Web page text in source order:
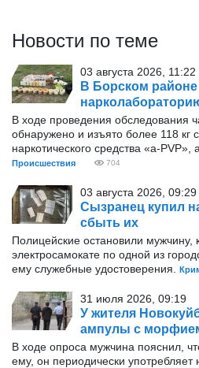
Новости по теме
03 августа 2026, 11:22
В Борском
В ходе проведения обследования
обнаружено и изъято более 118 кг
наркотического средства «а-PVP»,
Происшествия 704
03 августа 2026, 09:29
Сызранец купил
сбыть их
Полицейские остановили мужчину,
электросамокате по одной из
ему служебные удостоверения.
31 июля 2026, 09:19
У жителя
ампулы с
В ходе опроса мужчина пояснил,
ему, он периодически употребляет